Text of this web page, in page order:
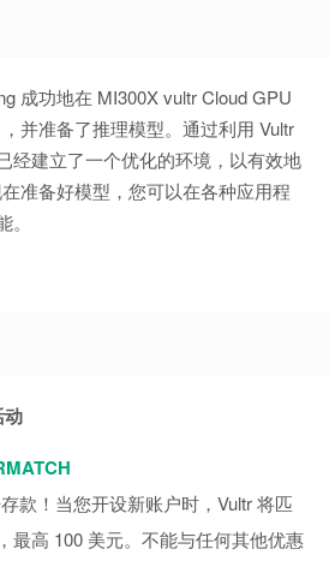
成功地在 MI300X vultr Cloud GPU
并准备了推理模型。通过利用 Vultr
经建立了一个优化的环境，以有效地
准备好模型，您可以在各种应用程
动
款！当您开设新账户时，Vultr 将匹
最高 100 美元。不能与任何其他优惠